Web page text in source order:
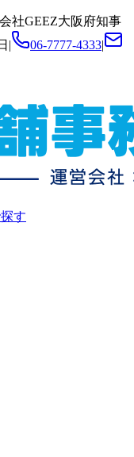
社GEEZ大阪府知事
| 06-7777-4333|
す